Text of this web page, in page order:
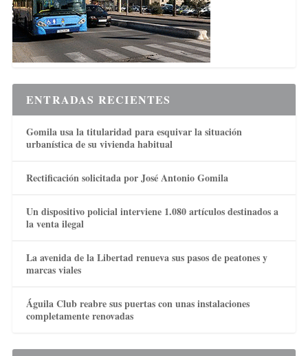
ENTRADAS RECIENTES
Gomila usa la titularidad para esquivar la situación
urbanística de su vivienda habitual
Rectificación solicitada por José Antonio Gomila
Un dispositivo policial interviene 1.080 artículos destinados a
la venta ilegal
La avenida de la Libertad renueva sus pasos de peatones y
marcas viales
Águila Club reabre sus puertas con unas instalaciones
completamente renovadas